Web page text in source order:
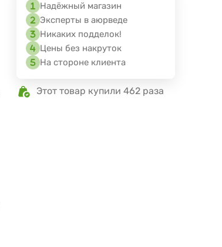
Надёжный магазин
Эксперты в аюрведе
Никаких подделок!
Цены без накруток
На стороне клиента
Этот товар купили 462 раза